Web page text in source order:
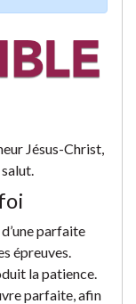
Jésus-Christ,
parfaite
épreuves.
la patience.
parfaite, afin